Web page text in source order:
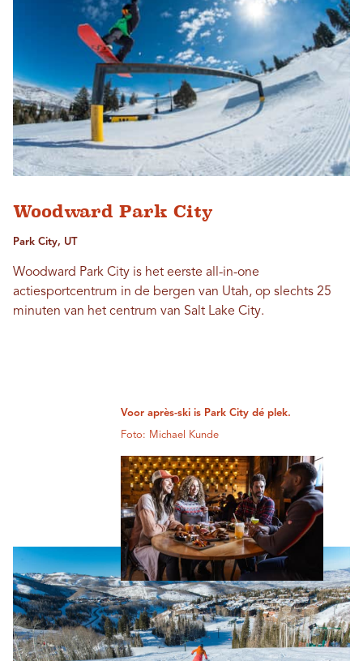
Woodward Park City
Park City, UT
Woodward Park City is het eerste all-in-one
actiesportcentrum in de bergen van Utah, op slechts 25
minuten van het centrum van Salt Lake City.
Voor après-ski is Park City dé plek.
Foto: Michael Kunde